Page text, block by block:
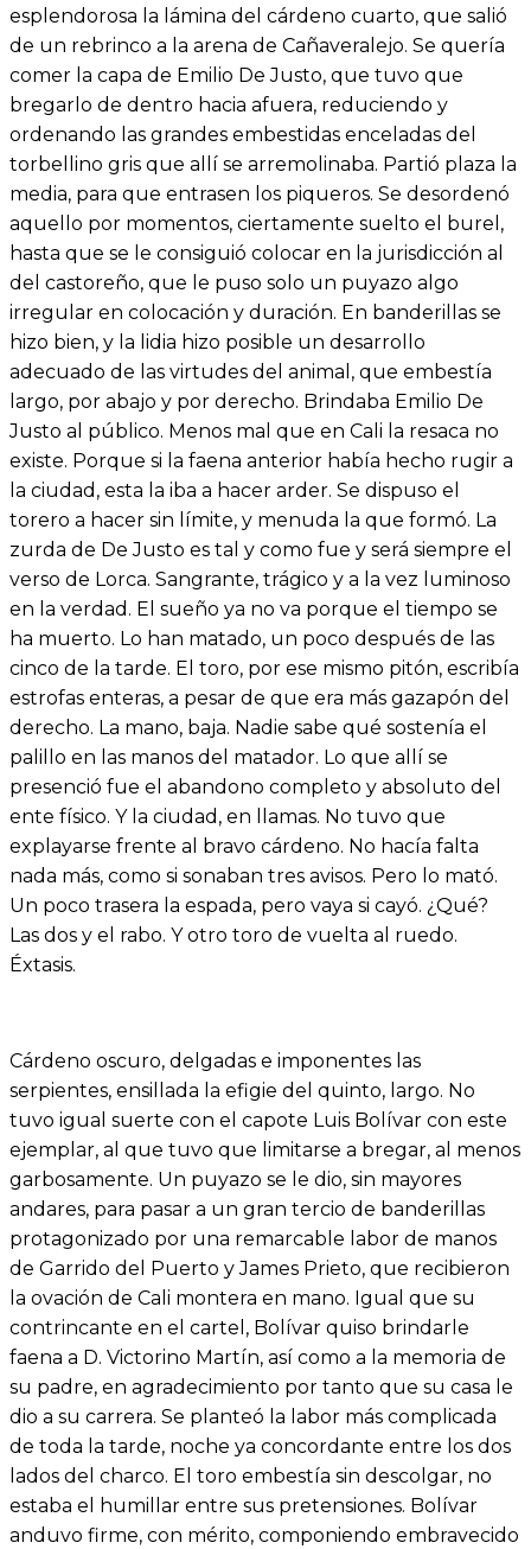
esplendorosa la lámina del cárdeno cuarto, que salió
de un rebrinco a la arena de Cañaveralejo. Se quería
comer la capa de Emilio De Justo, que tuvo que
bregarlo de dentro hacia afuera, reduciendo y
ordenando las grandes embestidas enceladas del
torbellino gris que allí se arremolinaba. Partió plaza la
media, para que entrasen los piqueros. Se desordenó
aquello por momentos, ciertamente suelto el burel,
hasta que se le consiguió colocar en la jurisdicción al
del castoreño, que le puso solo un puyazo algo
irregular en colocación y duración. En banderillas se
hizo bien, y la lidia hizo posible un desarrollo
adecuado de las virtudes del animal, que embestía
largo, por abajo y por derecho. Brindaba Emilio De
Justo al público. Menos mal que en Cali la resaca no
existe. Porque si la faena anterior había hecho rugir a
la ciudad, esta la iba a hacer arder. Se dispuso el
torero a hacer sin límite, y menuda la que formó. La
zurda de De Justo es tal y como fue y será siempre el
verso de Lorca. Sangrante, trágico y a la vez luminoso
en la verdad. El sueño ya no va porque el tiempo se
ha muerto. Lo han matado, un poco después de las
cinco de la tarde. El toro, por ese mismo pitón, escribía
estrofas enteras, a pesar de que era más gazapón del
derecho. La mano, baja. Nadie sabe qué sostenía el
palillo en las manos del matador. Lo que allí se
presenció fue el abandono completo y absoluto del
ente físico. Y la ciudad, en llamas. No tuvo que
explayarse frente al bravo cárdeno. No hacía falta
nada más, como si sonaban tres avisos. Pero lo mató.
Un poco trasera la espada, pero vaya si cayó. ¿Qué?
Las dos y el rabo. Y otro toro de vuelta al ruedo.
Éxtasis.
Cárdeno oscuro, delgadas e imponentes las
serpientes, ensillada la efigie del quinto, largo. No
tuvo igual suerte con el capote Luis Bolívar con este
ejemplar, al que tuvo que limitarse a bregar, al menos
garbosamente. Un puyazo se le dio, sin mayores
andares, para pasar a un gran tercio de banderillas
protagonizado por una remarcable labor de manos
de Garrido del Puerto y James Prieto, que recibieron
la ovación de Cali montera en mano. Igual que su
contrincante en el cartel, Bolívar quiso brindarle
faena a D. Victorino Martín, así como a la memoria de
su padre, en agradecimiento por tanto que su casa le
dio a su carrera. Se planteó la labor más complicada
de toda la tarde, noche ya concordante entre los dos
lados del charco. El toro embestía sin descolgar, no
estaba el humillar entre sus pretensiones. Bolívar
anduvo firme, con mérito, componiendo embravecido